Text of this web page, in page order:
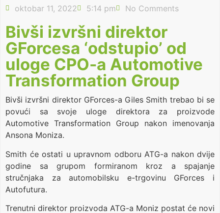
oktobar 11, 2022 5:14 pm No Comments
Bivši izvršni direktor
GForcesa ‘odstupio’ od
uloge CPO-a Automotive
Transformation Group
Bivši izvršni direktor GForces-a Giles Smith trebao bi se
povući sa svoje uloge direktora za proizvode
Automotive Transformation Group nakon imenovanja
Ansona Moniza.
Smith će ostati u upravnom odboru ATG-a nakon dvije
godine sa grupom formiranom kroz a spajanje
stručnjaka za automobilsku e-trgovinu GForces i
Autofutura.
Trenutni direktor proizvoda ATG-a Moniz postat će novi